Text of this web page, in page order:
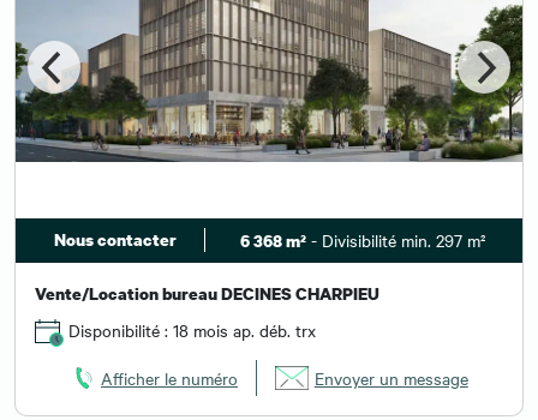
Nous contacter 6 368 m²- Divisibilité min. 297 m²
Vente/Location bureau DECINES CHARPIEU
Disponibilité : 18 mois ap. déb. trx
Afficher le numéro Envoyer un message